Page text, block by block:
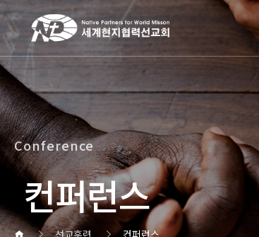
Conference
컨퍼런스
선교훈련 컨퍼런스